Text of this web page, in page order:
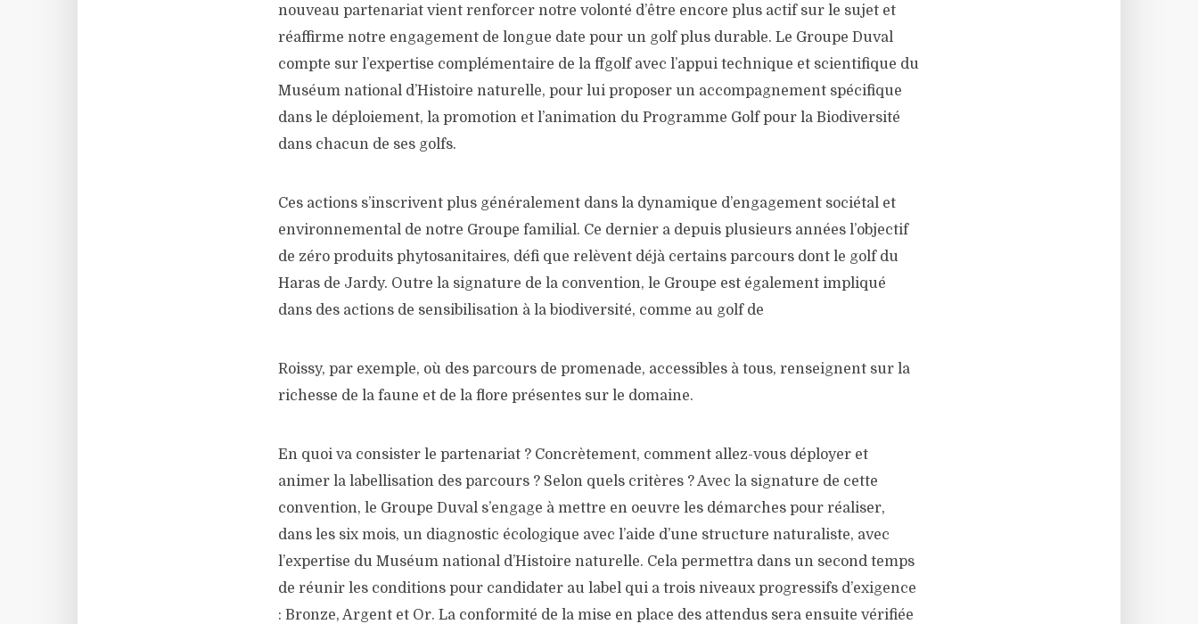
nouveau partenariat vient renforcer notre volonté d’être encore plus actif sur le sujet et
réaffirme notre engagement de longue date pour un golf plus durable. Le Groupe Duval
compte sur l’expertise complémentaire de la ffgolf avec l’appui technique et scientifique du
Muséum national d’Histoire naturelle, pour lui proposer un accompagnement spécifique
dans le déploiement, la promotion et l’animation du Programme Golf pour la Biodiversité
dans chacun de ses golfs.
Ces actions s’inscrivent plus généralement dans la dynamique d’engagement sociétal et
environnemental de notre Groupe familial. Ce dernier a depuis plusieurs années l’objectif
de zéro produits phytosanitaires, défi que relèvent déjà certains parcours dont le golf du
Haras de Jardy. Outre la signature de la convention, le Groupe est également impliqué
dans des actions de sensibilisation à la biodiversité, comme au golf de
Roissy, par exemple, où des parcours de promenade, accessibles à tous, renseignent sur la
richesse de la faune et de la flore présentes sur le domaine.
En quoi va consister le partenariat ? Concrètement, comment allez-vous déployer et
animer la labellisation des parcours ? Selon quels critères ? Avec la signature de cette
convention, le Groupe Duval s’engage à mettre en oeuvre les démarches pour réaliser,
dans les six mois, un diagnostic écologique avec l’aide d’une structure naturaliste, avec
l’expertise du Muséum national d’Histoire naturelle. Cela permettra dans un second temps
de réunir les conditions pour candidater au label qui a trois niveaux progressifs d’exigence
: Bronze, Argent et Or. La conformité de la mise en place des attendus sera ensuite vérifiée